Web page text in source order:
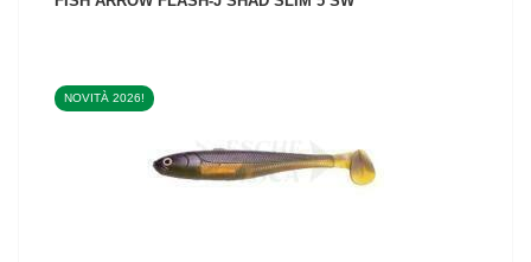
NOVITÀ 2026!